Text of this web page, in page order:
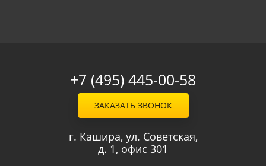
+7 (495) 445-00-58
ЗАКАЗАТЬ ЗВОНОК
г. Кашира, ул. Советская,
д. 1, офис 301